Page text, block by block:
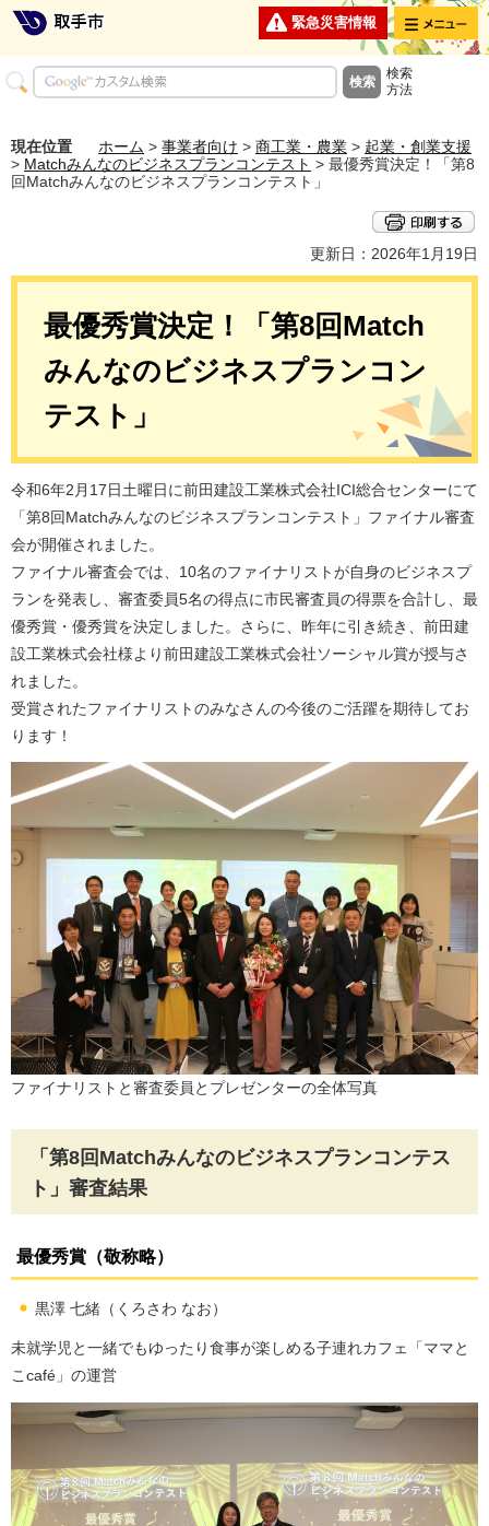
緊急災害情報 メニュー
検索
方法
現在位置 ホーム > 事業者向け > 商工業・農業 > 起業・創業支援
> Matchみんなのビジネスプランコンテスト > 最優秀賞決定！「第8
回Matchみんなのビジネスプランコンテスト」
更新日：2026年1月19日
最優秀賞決定！「第8回Match
みんなのビジネスプランコン
テスト」
令和6年2月17日土曜日に前田建設工業株式会社ICI総合センターにて
「第8回Matchみんなのビジネスプランコンテスト」ファイナル審査
会が開催されました。
ファイナル審査会では、10名のファイナリストが自身のビジネスプ
ランを発表し、審査委員5名の得点に市民審査員の得票を合計し、最
優秀賞・優秀賞を決定しました。さらに、昨年に引き続き、前田建
設工業株式会社様より前田建設工業株式会社ソーシャル賞が授与さ
れました。
受賞されたファイナリストのみなさんの今後のご活躍を期待してお
ります！
ファイナリストと審査委員とプレゼンターの全体写真
「第8回Matchみんなのビジネスプランコンテス
ト」審査結果
最優秀賞（敬称略）
黒澤 七緒（くろさわ なお）
未就学児と一緒でもゆったり食事が楽しめる子連れカフェ「ママと
こcafé」の運営